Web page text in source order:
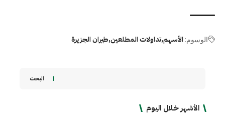
الوسوم: الأسهمتداولات المطلعين طيران الجزيرة
البحث
الأشهر خلال اليوم